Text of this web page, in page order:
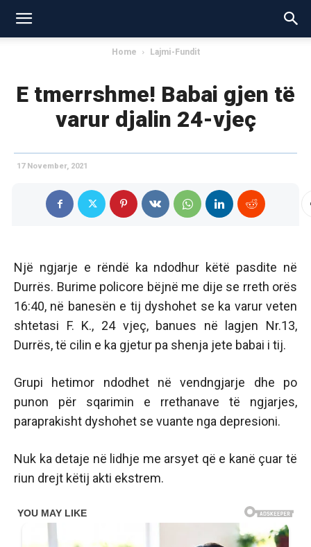
Home Lajmi-Fundit
E tmerrshme! Babai gjen të
varur djalin 24-vjeç
17 November, 2021
Një ngjarje e rëndë ka ndodhur këtë pasdite në
Durrës. Burime policore bëjnë me dije se rreth orës
16:40, në banesën e tij dyshohet se ka varur veten
shtetasi F. K., 24 vjeç, banues në lagjen Nr.13,
Durrës, të cilin e ka gjetur pa shenja jete babai i tij.
Grupi hetimor ndodhet në vendngjarje dhe po
punon për sqarimin e rrethanave të ngjarjes,
paraprakisht dyshohet se vuante nga depresioni.
Nuk ka detaje në lidhje me arsyet që e kanë çuar të
riun drejt këtij akti ekstrem.